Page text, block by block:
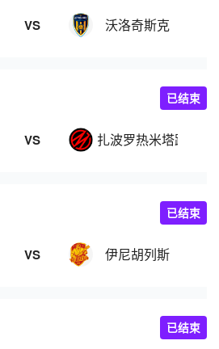
VS 沃洛奇斯克
VS 扎波罗热米塔路
已结束
VS 伊尼胡列斯
已结束
已结束